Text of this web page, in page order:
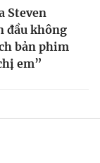
Steven
đầu không
bản phim
em”